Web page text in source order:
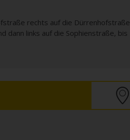
rechts auf die Dürrenhofstraße
dann links auf die Sophienstraße, bis